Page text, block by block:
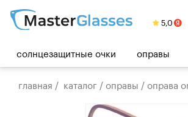
солнцезащитные очки оправы
главная / каталог /оправы /оправа